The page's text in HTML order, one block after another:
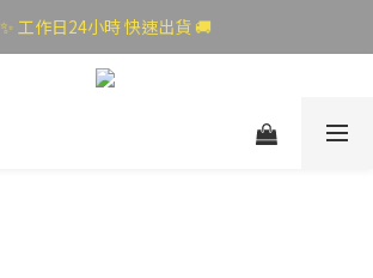
✨ 工作日24小時 快速出貨 🚚